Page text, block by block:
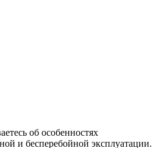
об особенностях
и бесперебойной эксплуатации.